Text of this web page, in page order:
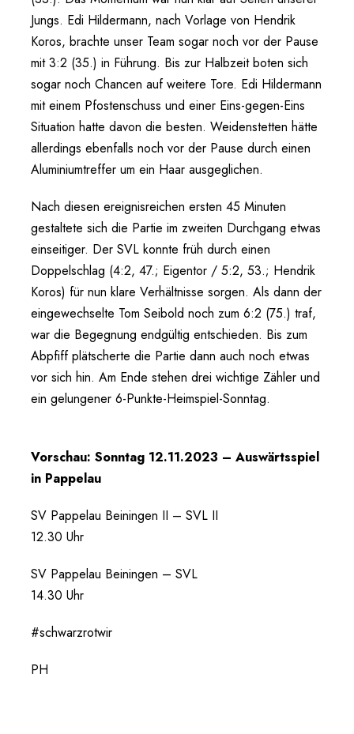
Jungs. Edi Hildermann, nach Vorlage von Hendrik
Koros, brachte unser Team sogar noch vor der Pause
mit 3:2 (35.) in Führung. Bis zur Halbzeit boten sich
sogar noch Chancen auf weitere Tore. Edi Hildermann
mit einem Pfostenschuss und einer Eins-gegen-Eins
Situation hatte davon die besten. Weidenstetten hätte
allerdings ebenfalls noch vor der Pause durch einen
Aluminiumtreffer um ein Haar ausgeglichen.
Nach diesen ereignisreichen ersten 45 Minuten
gestaltete sich die Partie im zweiten Durchgang etwas
einseitiger. Der SVL konnte früh durch einen
Doppelschlag (4:2, 47.; Eigentor / 5:2, 53.; Hendrik
Koros) für nun klare Verhältnisse sorgen. Als dann der
eingewechselte Tom Seibold noch zum 6:2 (75.) traf,
war die Begegnung endgültig entschieden. Bis zum
Abpfiff plätscherte die Partie dann auch noch etwas
vor sich hin. Am Ende stehen drei wichtige Zähler und
ein gelungener 6-Punkte-Heimspiel-Sonntag.
Vorschau: Sonntag 12.11.2023 – Auswärtsspiel
in Pappelau
SV Pappelau Beiningen II – SVL II
12.30 Uhr
SV Pappelau Beiningen – SVL
14.30 Uhr
#schwarzrotwir
PH